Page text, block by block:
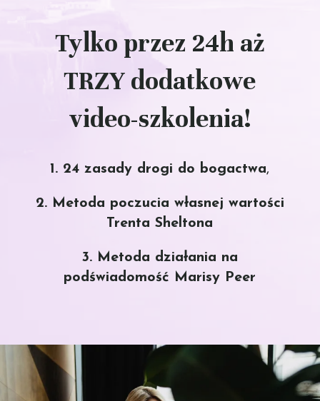
Tylko przez 24h aż
TRZY dodatkowe
video-szkolenia!
1. 24 zasady drogi do bogactwa,
2. Metoda poczucia własnej wartości
Trenta Sheltona
3. Metoda działania na
podświadomość Marisy Peer